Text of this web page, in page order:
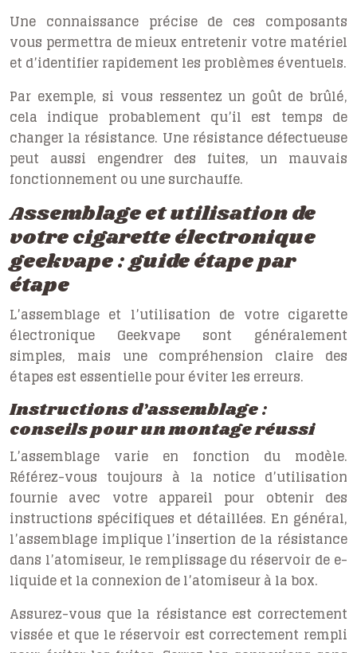
Une connaissance précise de ces composants
vous permettra de mieux entretenir votre matériel
et d’identifier rapidement les problèmes éventuels.
Par exemple, si vous ressentez un goût de brûlé,
cela indique probablement qu’il est temps de
changer la résistance. Une résistance défectueuse
peut aussi engendrer des fuites, un mauvais
fonctionnement ou une surchauffe.
Assemblage et utilisation de
votre cigarette électronique
geekvape : guide étape par
étape
L’assemblage et l’utilisation de votre cigarette
électronique Geekvape sont généralement
simples, mais une compréhension claire des
étapes est essentielle pour éviter les erreurs.
Instructions d’assemblage :
conseils pour un montage réussi
L’assemblage varie en fonction du modèle.
Référez-vous toujours à la notice d’utilisation
fournie avec votre appareil pour obtenir des
instructions spécifiques et détaillées. En général,
l’assemblage implique l’insertion de la résistance
dans l’atomiseur, le remplissage du réservoir de e-
liquide et la connexion de l’atomiseur à la box.
Assurez-vous que la résistance est correctement
vissée et que le réservoir est correctement rempli